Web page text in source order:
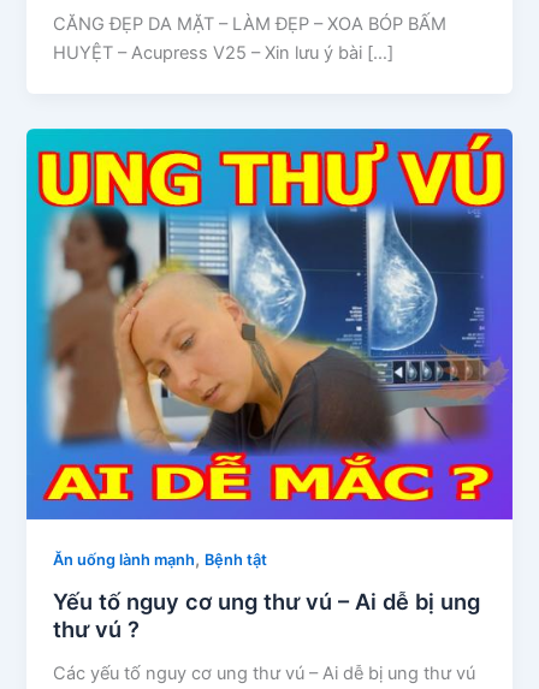
CĂNG ĐẸP DA MẶT – LÀM ĐẸP – XOA BÓP BẤM
HUYỆT – Acupress V25 – Xin lưu ý bài […]
Ăn uống lành mạnh, Bệnh tật
Yếu tố nguy cơ ung thư vú – Ai dễ bị ung
thư vú ?
Các yếu tố nguy cơ ung thư vú – Ai dễ bị ung thư vú